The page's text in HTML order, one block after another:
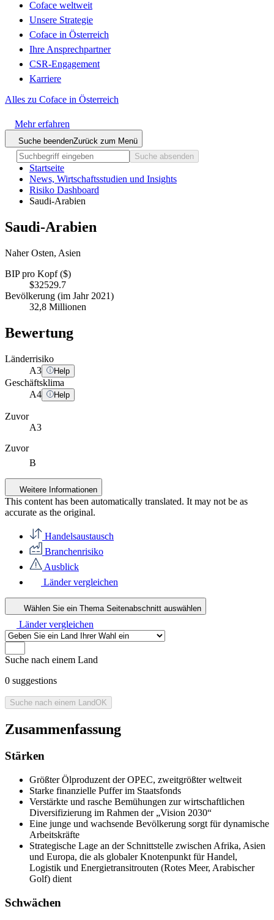
Coface weltweit
Unsere Strategie
Coface in Österreich
Ihre Ansprechpartner
CSR-Engagement
Karriere
Alles zu Coface in Österreich
Mehr erfahren
Suche beendenZurück zum Menü
Suche absenden
Startseite
News, Wirtschaftsstudien und Insights
Risiko Dashboard
Saudi-Arabien
Saudi-Arabien
Naher Osten, Asien
BIP pro Kopf ($)
$32529.7
Bevölkerung (im Jahr 2021)
32,8 Millionen
Bewertung
Länderrisiko
A3 Help
Geschäftsklima
A4 Help
Zuvor
A3
Zuvor
B
Weitere Informationen
This content has been automatically translated. It may not be as
accurate as the original.
Handelsaustausch
Branchenrisiko
Ausblick
Länder vergleichen
Wählen Sie ein Thema Seitenabschnitt auswählen
Länder vergleichen
Suche nach einem Land
0 suggestions
Suche nach einem LandOK
Zusammenfassung
Stärken
Größter Ölproduzent der OPEC, zweitgrößter weltweit
Starke finanzielle Puffer im Staatsfonds
Verstärkte und rasche Bemühungen zur wirtschaftlichen
Diversifizierung im Rahmen der „Vision 2030“
Eine junge und wachsende Bevölkerung sorgt für dynamische
Arbeitskräfte
Strategische Lage an der Schnittstelle zwischen Afrika, Asien
und Europa, die als globaler Knotenpunkt für Handel,
Logistik und Energietransitrouten (Rotes Meer, Arabischer
Golf) dient
Schwächen